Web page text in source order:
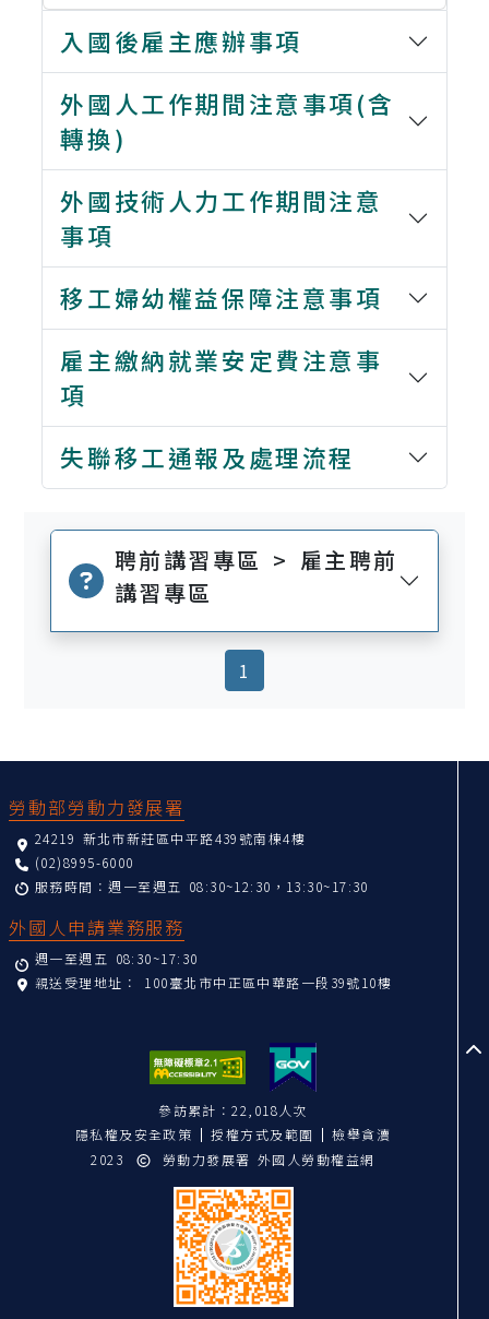
入國後雇主應辦事項
外國人工作期間注意事項(含
轉換)
外國技術人力工作期間注意
事項
移工婦幼權益保障注意事項
雇主繳納就業安定費注意事
項
失聯移工通報及處理流程
聘前講習專區 > 雇主聘前
講習專區
1
勞動部勞動力發展署
24219 新北市新莊區中平路439號南棟4樓
(02)8995-6000
服務時間：週一至週五 08:30~12:30，13:30~17:30
外國人申請業務服務
週一至週五 08:30~17:30
親送受理地址： 100臺北市中正區中華路一段39號10樓
參訪累計：22,018人次
隱私權及安全政策
授權方式及範圍
檢舉貪瀆
2023
勞動力發展署 外國人勞動權益網
至